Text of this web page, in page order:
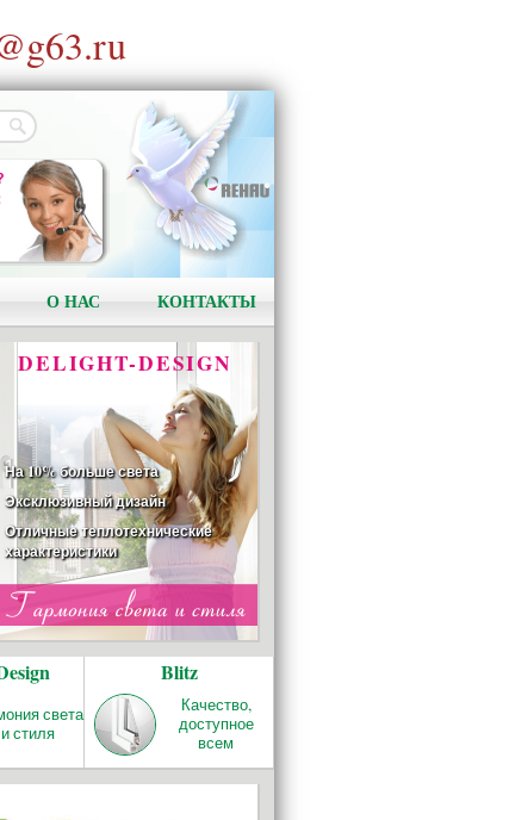
О НАС КОНТАКТЫ
АКЦИЯ!
Установи окно и получи
в подарок подарочный
сертификат на сумму
1000 рублей!
DELIGHT-DESIGN
На 10% больше света
Эксклюзивный дизайн
Отличные теплотехнические
характеристики
ОТОПЛЕНИЕ
REHAU RAUTITAN
Качество и надёжность!
света
и стиля
Blitz
Качество,
доступное
всем